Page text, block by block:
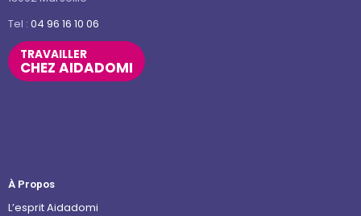
Tel : 04 96 16 10 06
TRAVAILLER
CHEZ AIDADOMI
À Propos
L’esprit Aidadomi